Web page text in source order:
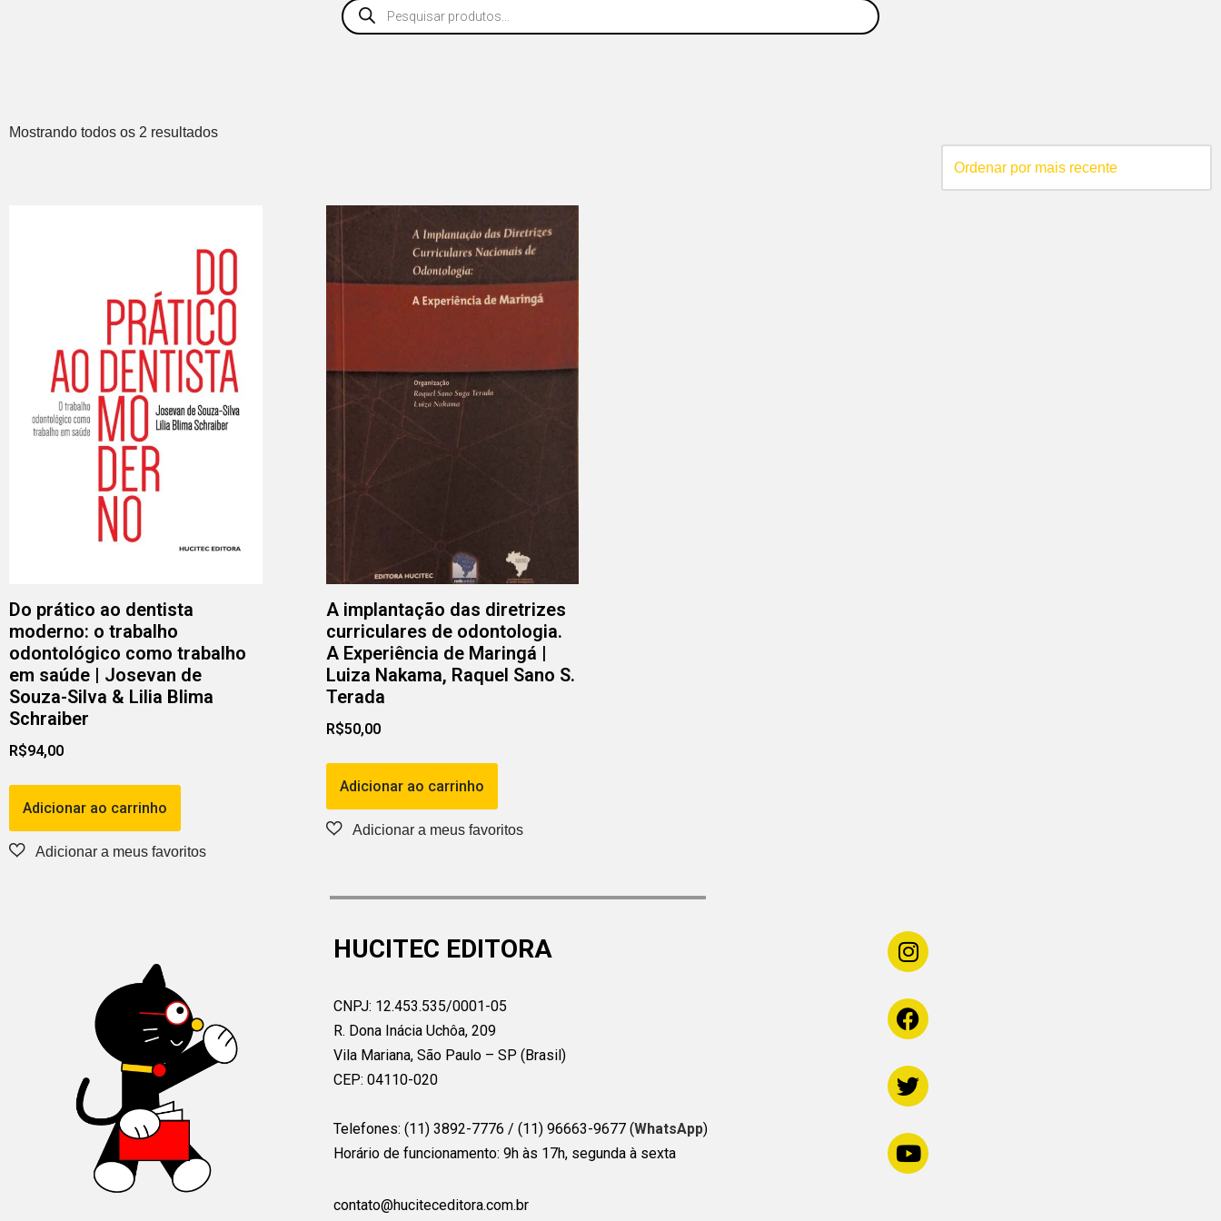
Mostrando todos os 2 resultados
Do prático ao dentista
moderno: o trabalho
odontológico como trabalho
em saúde | Josevan de
Souza-Silva & Lilia Blima
Schraiber
R$94,00
Adicionar ao carrinho
A implantação das diretrizes
curriculares de odontologia.
A Experiência de Maringá |
Luiza Nakama, Raquel Sano S.
Terada
R$50,00
Adicionar ao carrinho
HUCITEC EDITORA
CNPJ: 12.453.535/0001-05
R. Dona Inácia Uchôa, 209
Vila Mariana, São Paulo – SP (Brasil)
CEP: 04110-020
Telefones: (11) 3892-7776 / (11) 96663-9677 (WhatsApp)
Horário de funcionamento: 9h às 17h, segunda à sexta
contato@huciteceditora.com.br